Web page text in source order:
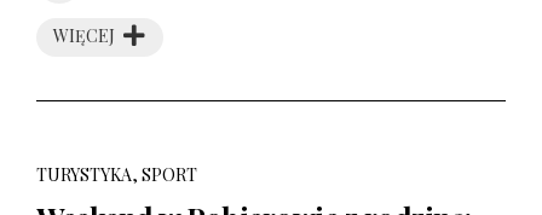
WIĘCEJ
TURYSTYKA, SPORT